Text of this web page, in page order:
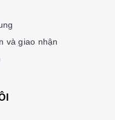
và giao nhận